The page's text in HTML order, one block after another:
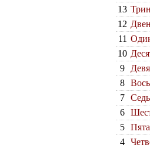
13
12
11
10
9
8
7
6
5
4